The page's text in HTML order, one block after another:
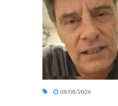
08/08/2026